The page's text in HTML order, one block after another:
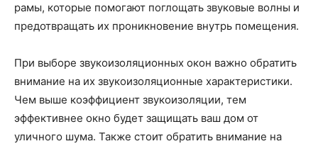
рамы, которые помогают поглощать звуковые волны и
предотвращать их проникновение внутрь помещения.
При выборе звукоизоляционных окон важно обратить
внимание на их звукоизоляционные характеристики.
Чем выше коэффициент звукоизоляции, тем
эффективнее окно будет защищать ваш дом от
уличного шума. Также стоит обратить внимание на